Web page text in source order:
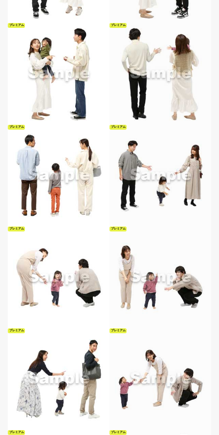
プレミアム プレミアム
プレミアム プレミアム
プレミアム プレミアム
プレミアム プレミアム
プレミアム プレミアム